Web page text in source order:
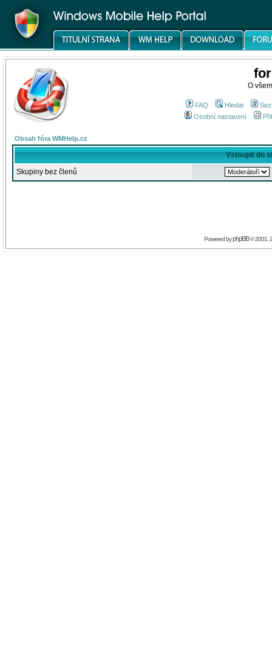
O
FAQ Hledat
Osobní nastavení
Obsah fóra WMHelp.cz
Vstoupit do
Skupiny bez členů
Powered byphpBB© 2001,